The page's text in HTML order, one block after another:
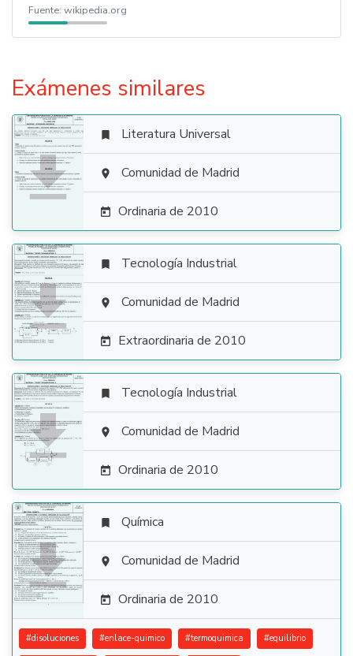
Fuente: wikipedia.org
Exámenes similares

 Literatura Universal
 Comunidad de Madrid
 Ordinaria de 2010

 Tecnología Industrial
 Comunidad de Madrid
 Extraordinaria de 2010

 Tecnología Industrial
 Comunidad de Madrid
 Ordinaria de 2010

 Química
 Comunidad de Madrid
 Ordinaria de 2010
#disoluciones #enlace-quimico #termoquimica #equilibrio